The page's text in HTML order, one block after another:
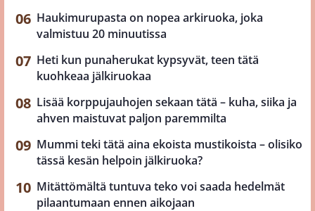
Haukimurupasta on nopea arkiruoka, joka
valmistuu 20 minuutissa
Heti kun punaherukat kypsyvät, teen tätä
kuohkeaa jälkiruokaa
Lisää korppujauhojen sekaan tätä – kuha, siika ja
ahven maistuvat paljon paremmilta
Mummi teki tätä aina ekoista mustikoista – olisiko
tässä kesän helpoin jälkiruoka?
Mitättömältä tuntuva teko voi saada hedelmät
pilaantumaan ennen aikojaan